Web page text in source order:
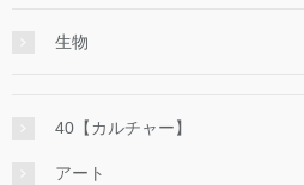
生物
40【カルチャー】
アート